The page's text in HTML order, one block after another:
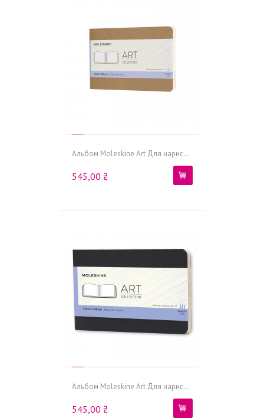
Альбом Moleskine Art Для нарис...
545,00 ₴
Альбом Moleskine Art Для нарис...
545,00 ₴